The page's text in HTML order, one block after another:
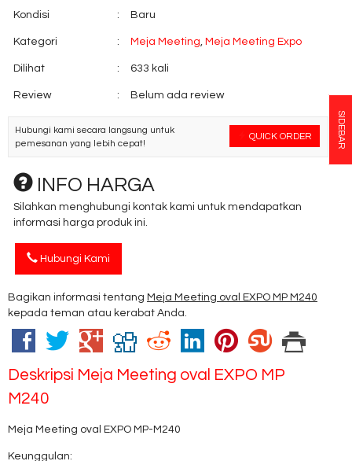
Kondisi : Baru
Kategori : Meja Meeting, Meja Meeting Expo
Dilihat : 633 kali
Review : Belum ada review
QUICK ORDER
Hubungi kami secara langsung untuk
pemesanan yang lebih cepat!
INFO HARGA
Silahkan menghubungi kontak kami untuk mendapatkan
informasi harga produk ini.
Hubungi Kami
Bagikan informasi tentang Meja Meeting oval EXPO MP M240
kepada teman atau kerabat Anda.
Deskripsi Meja Meeting oval EXPO MP
M240
Meja Meeting oval EXPO MP-M240
Keunggulan:
SIDEBAR